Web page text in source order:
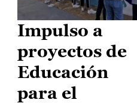
Impulso a
proyectos de
Educación
para el